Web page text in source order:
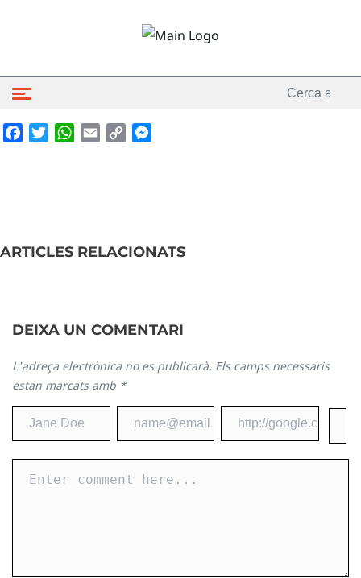
FacebookTwitterWhatsApp
Email Copy
ARTICLES RELACIONATS
DEIXA UN COMENTARI
L'adreça electrònica no es publicarà. Els camps necessaris
estan marcats amb *